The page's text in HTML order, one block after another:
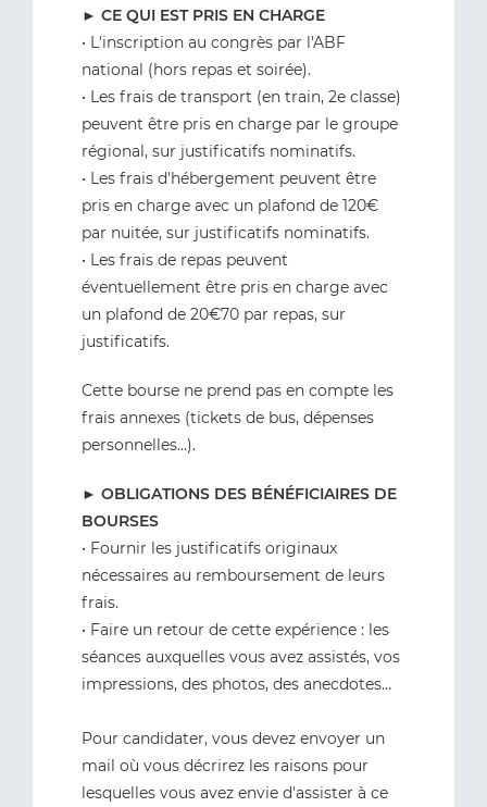
► CE QUI EST PRIS EN CHARGE
• L'inscription au congrès par l'ABF
national (hors repas et soirée).
• Les frais de transport (en train, 2e classe)
peuvent être pris en charge par le groupe
régional, sur justificatifs nominatifs.
• Les frais d'hébergement peuvent être
pris en charge avec un plafond de 120€
par nuitée, sur justificatifs nominatifs.
• Les frais de repas peuvent
éventuellement être pris en charge avec
un plafond de 20€70 par repas, sur
justificatifs.
Cette bourse ne prend pas en compte les
frais annexes (tickets de bus, dépenses
personnelles…).
► OBLIGATIONS DES BÉNÉFICIAIRES DE
BOURSES
• Fournir les justificatifs originaux
nécessaires au remboursement de leurs
frais.
• Faire un retour de cette expérience : les
séances auxquelles vous avez assistés, vos
impressions, des photos, des anecdotes…
Pour candidater, vous devez envoyer un
mail où vous décrirez les raisons pour
lesquelles vous avez envie d'assister à ce